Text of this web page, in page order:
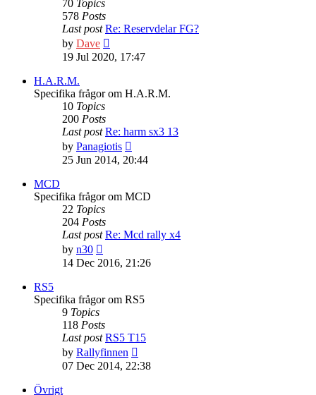
70 Topics
578 Posts
Last post Re: Reservdelar FG?
by Dave
the
19 Jul 2020, 17:47
H.A.R.M.
Specifika frågor om H.A.R.M.
10 Topics
200 Posts
Last post Re: harm sx3 13
by Panagiotis
the
25 Jun 2014, 20:44
MCD
Specifika frågor om MCD
22 Topics
204 Posts
Last post Re: Mcd rally x4
by n30
the
14 Dec 2016, 21:26
RS5
Specifika frågor om RS5
9 Topics
118 Posts
Last post RS5 T15
by Rallyfinnen
the
07 Dec 2014, 22:38
Övrigt